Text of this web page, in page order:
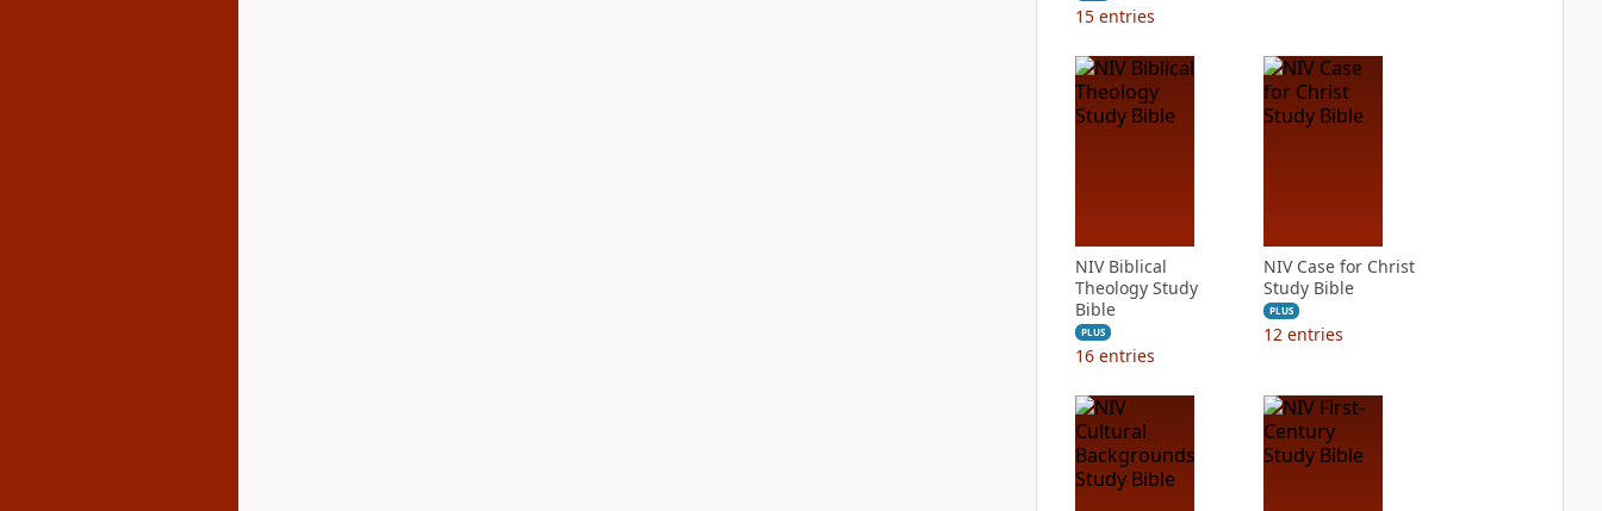
15 entries
NIV Biblical
Theology Study
Bible
PLUS
16 entries
NIV Case for Christ
Study Bible
PLUS
12 entries